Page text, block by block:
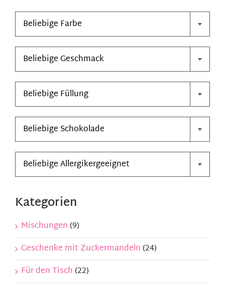
Kontakt
Mein Konto
Warenkorb
Beliebige Farbe

Beliebige Geschmack

Beliebige Füllung

Beliebige Schokolade

Beliebige Allergikergeeignet
Kategorien
Mischungen (9)
Geschenke mit Zuckermandeln (24)
Für den Tisch (22)